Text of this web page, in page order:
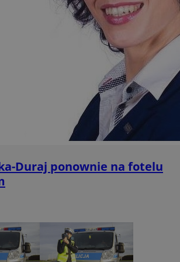
Duraj ponownie na fotelu